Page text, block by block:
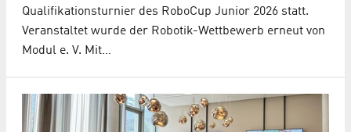
Qualifikationsturnier des RoboCup Junior 2026 statt.
Veranstaltet wurde der Robotik-Wettbewerb erneut von
Modul e. V. Mit…